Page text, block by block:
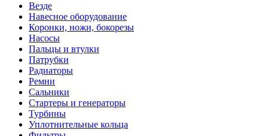
Везде
Навесное оборудование
Коронки, ножи, бокорезы
Насосы
Пальцы и втулки
Патрубки
Радиаторы
Ремни
Сальники
Стартеры и генераторы
Турбины
Уплотнительные кольца